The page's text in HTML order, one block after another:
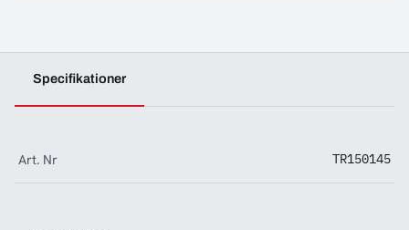
Specifikationer
Art. Nr TR150145